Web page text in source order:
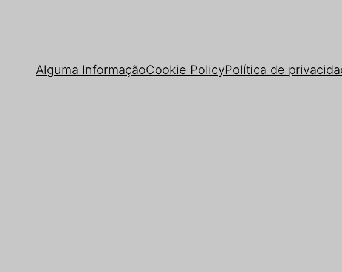
Alguma InformaçãoCookie PolicyPolítica de